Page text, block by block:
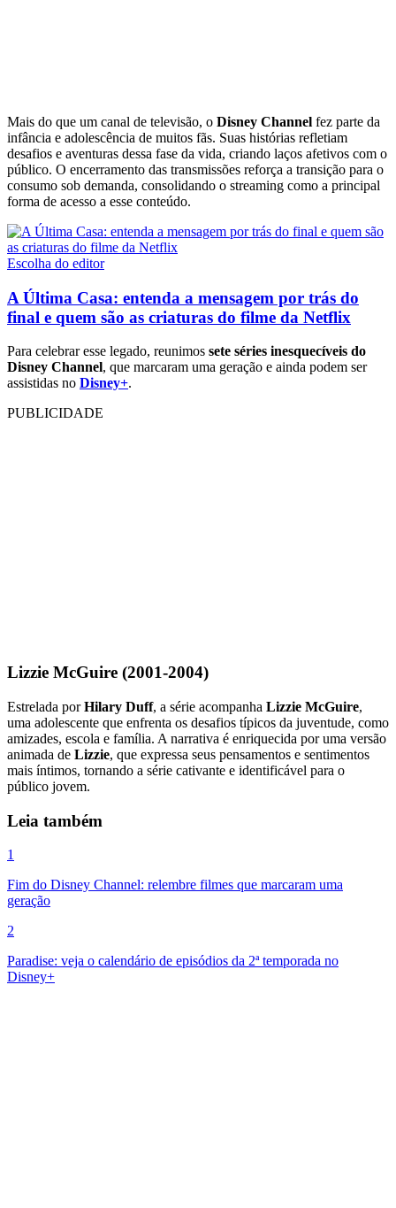
Mais do que um canal de televisão, o Disney Channel fez parte da
infância e adolescência de muitos fãs. Suas histórias refletiam
desafios e aventuras dessa fase da vida, criando laços afetivos com o
público. O encerramento das transmissões reforça a transição para o
consumo sob demanda, consolidando o streaming como a principal
forma de acesso a esse conteúdo.
Escolha do editor
A Última Casa: entenda a mensagem por trás do
final e quem são as criaturas do filme da Netflix
Para celebrar esse legado, reunimos sete séries inesquecíveis do
Disney Channel, que marcaram uma geração e ainda podem ser
assistidas no Disney+.
PUBLICIDADE
Lizzie McGuire (2001-2004)
Estrelada porHilary Duff, a série acompanha Lizzie McGuire,
uma adolescente que enfrenta os desafios típicos da juventude, como
amizades, escola e família. A narrativa é enriquecida por uma versão
animada de Lizzie, que expressa seus pensamentos e sentimentos
mais íntimos, tornando a série cativante e identificável para o
público jovem.
Leia também
1
Fim do Disney Channel: relembre filmes que marcaram uma
geração
2
Paradise: veja o calendário de episódios da 2ª temporada no
Disney+